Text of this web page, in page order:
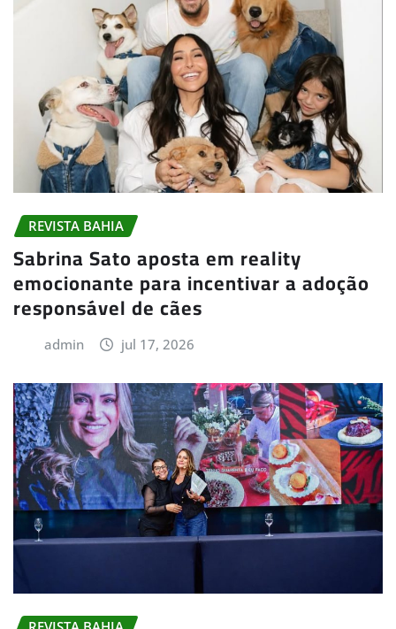
REVISTA BAHIA
Sabrina Sato aposta em reality
emocionante para incentivar a adoção
responsável de cães
admin jul 17, 2026